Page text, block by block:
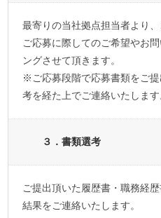
最寄りの当社拠点担当者より、
ご応募に際してのご希望やお
ングさせて頂きます。
※ご応募段階で応募書類をご
考を経た上でご連絡いたします
３．書類選考
ご提出頂いた履歴書・職務経
結果をご連絡いたします。